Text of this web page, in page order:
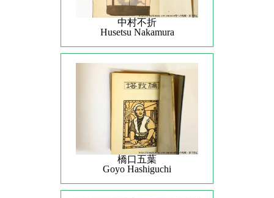
中村不折
Husetsu Nakamura
橋口五葉
Goyo Hashiguchi